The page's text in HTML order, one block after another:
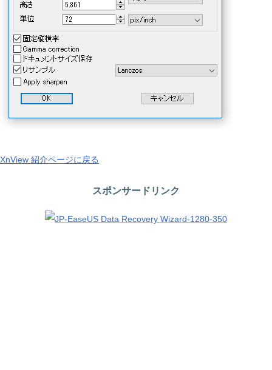
XnView 紹介ページに戻る
スポンサードリンク